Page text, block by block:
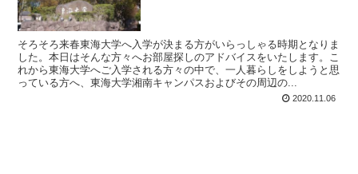
そろそろ来春東海大学へ入学が決まる方がいらっしゃる時期となりま
した。本日はそんな方々へお部屋探しのアドバイスをいたします。こ
れから東海大学へご入学される方々の中で、一人暮らしをしようと思
っている方へ、東海大学湘南キャンパスおよびその周辺の...
2020.11.06